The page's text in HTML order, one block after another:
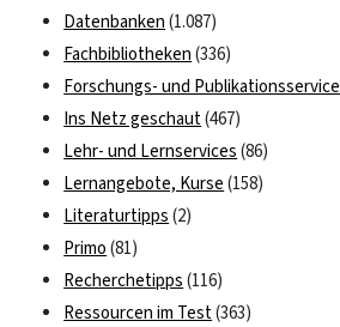
Datenbanken (1.087)
Fachbibliotheken (336)
Forschungs- und Publikationsservice
Ins Netz geschaut(467)
Lehr- und Lernservices (86)
Lernangebote, Kurse (158)
Literaturtipps (2)
Primo (81)
Recherchetipps (116)
Ressourcen im Test(363)